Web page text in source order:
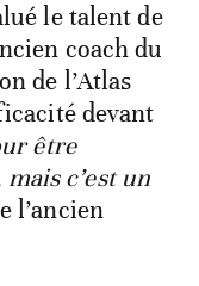
le talent de
coach du
de l’Atlas
devant
être
c’est un
l’ancien